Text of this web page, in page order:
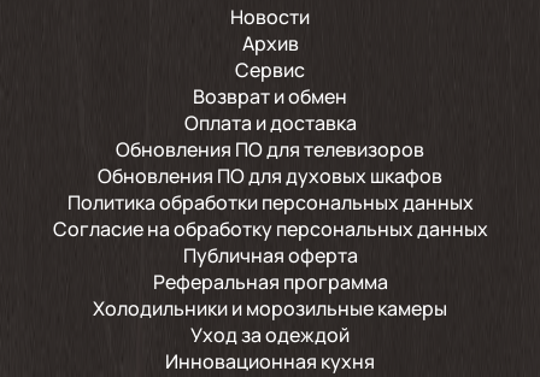
Новости
Архив
Сервис
Возврат и обмен
Оплата и доставка
Обновления ПО для телевизоров
Обновления ПО для духовых шкафов
Политика обработки персональных данных
Согласие на обработку персональных данных
Публичная оферта
Реферальная программа
Холодильники и морозильные камеры
Уход за одеждой
Инновационная кухня